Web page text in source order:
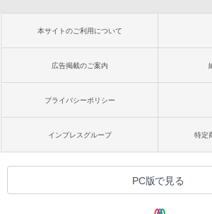
本サイトのご利用について
広告掲載のご案内
プライバシーポリシー
インプレスグループ 特定
PC版で見る